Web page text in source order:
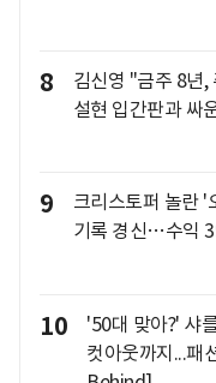
8
김신영 "금주 8년,
설현 입간판과 싸
9
크리스토퍼 놀란 '
기록 경신…수익
10
'50대 맞아?' 샤
컷아웃까지...패